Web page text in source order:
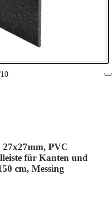
10
PVC
für Kanten und
cm, Messing